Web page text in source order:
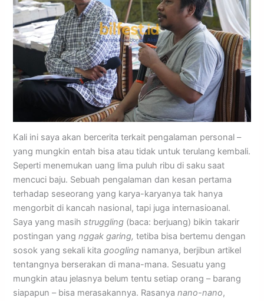
Kali ini saya akan bercerita terkait pengalaman personal –
yang mungkin entah bisa atau tidak untuk terulang kembali.
Seperti menemukan uang lima puluh ribu di saku saat
mencuci baju. Sebuah pengalaman dan kesan pertama
terhadap seseorang yang karya-karyanya tak hanya
mengorbit di kancah nasional, tapi juga internasioanal.
Saya yang masihstruggling (baca: berjuang) bikin takarir
postingan yangnggak garing,tetiba bisa bertemu dengan
sosok yang sekali kitagoogling namanya, berjibun artikel
tentangnya berserakan di mana-mana. Sesuatu yang
mungkin atau jelasnya belum tentu setiap orang – barang
siapapun – bisa merasakannya. Rasanyanano-nano,